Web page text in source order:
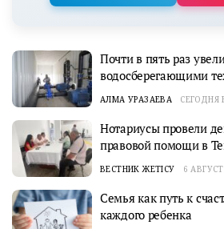
Почти в пять раз
водосберегающими
АЛМА УРАЗАЕВА СЕГОДНЯ
Нотариусы провели
правовой помощи в
ВЕСТНИК ЖЕТІСУ 6
Семья как путь к
каждого ребенка